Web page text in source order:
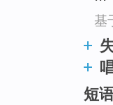
基
短